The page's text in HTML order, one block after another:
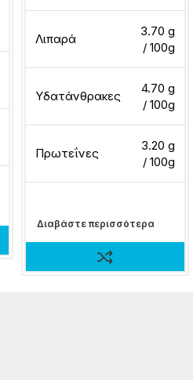
Λιπαρά
3.70 g
/ 100g
Υδατάνθρακες
4.70 g
/ 100g
Πρωτεΐνες
3.20 g
/ 100g
Διαβάστε περισσότερα